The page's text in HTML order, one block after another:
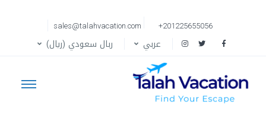
+201225655056
sales@talahvacation.com
عربي ربال سعودي (ريال)